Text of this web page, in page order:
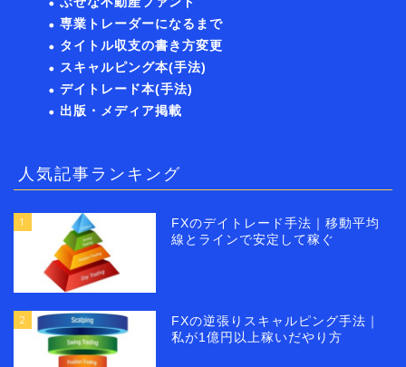
専業トレーダーになるまで
タイトル収支の書き方変更
スキャルピング本(手法)
デイトレード本(手法)
出版・メディア掲載
人気記事ランキング
1
FXのデイトレード手法｜移動平均
線とラインで安定して稼ぐ
2
FXの逆張りスキャルピング手法｜
私が1億円以上稼いだやり方